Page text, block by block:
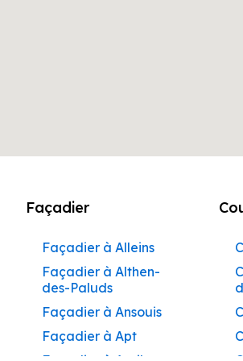
Façadier
Façadier à Alleins
Façadier à Althen-
des-Paluds
Façadier à Ansouis
Façadier à Apt